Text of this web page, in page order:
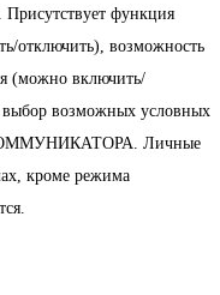
Присутствует функция
отключить), возможность
(можно включить/
возможных условных
КОММУНИКАТОРА. Личные
кроме режима